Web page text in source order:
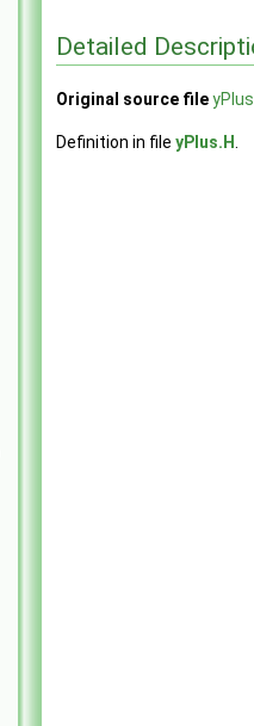
Detailed
Original source file
Definition in file yPlus.H